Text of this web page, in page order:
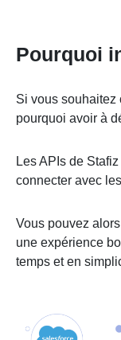
Pourquoi
Si vous souhaitez
pourquoi avoir à
Les APIs de
connecter avec
Vous pouvez
une expérience
temps et en